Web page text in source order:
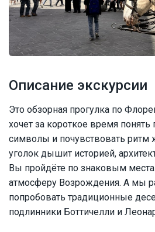
Описание экскурсии
Это обзорная прогулка по
хочет за короткое время понять
символы и почувствовать
уголок дышит историей,
Вы пройдёте по знаковым
атмосферу Возрождения. А мы
попробовать традиционные
подлинники Боттичелли и